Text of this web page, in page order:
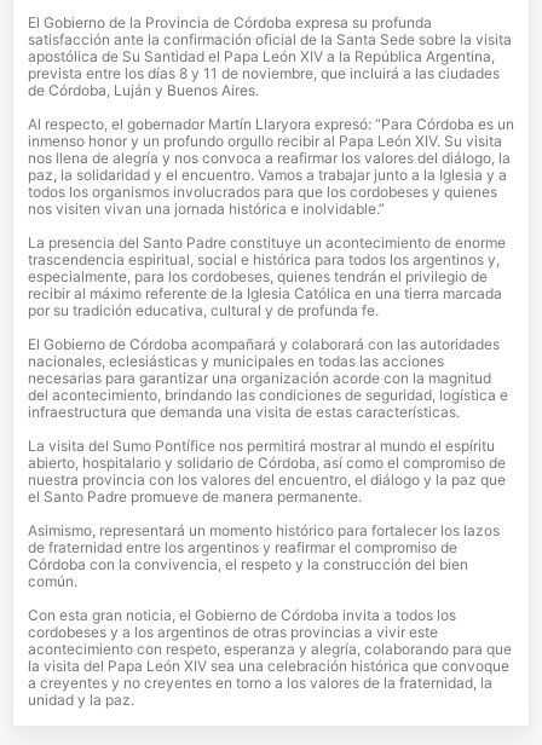
El Gobierno de la Provincia de Córdoba expresa su profunda
satisfacción ante la confirmación oficial de la Santa Sede sobre la visita
apostólica de Su Santidad el Papa León XIV a la República Argentina,
prevista entre los días 8 y 11 de noviembre, que incluirá a las ciudades
de Córdoba, Luján y Buenos Aires.
Al respecto, el gobernador Martín Llaryora expresó: “Para Córdoba es un
inmenso honor y un profundo orgullo recibir al Papa León XIV. Su visita
nos llena de alegría y nos convoca a reafirmar los valores del diálogo, la
paz, la solidaridad y el encuentro. Vamos a trabajar junto a la Iglesia y a
todos los organismos involucrados para que los cordobeses y quienes
nos visiten vivan una jornada histórica e inolvidable.”
La presencia del Santo Padre constituye un acontecimiento de enorme
trascendencia espiritual, social e histórica para todos los argentinos y,
especialmente, para los cordobeses, quienes tendrán el privilegio de
recibir al máximo referente de la Iglesia Católica en una tierra marcada
por su tradición educativa, cultural y de profunda fe.
El Gobierno de Córdoba acompañará y colaborará con las autoridades
nacionales, eclesiásticas y municipales en todas las acciones
necesarias para garantizar una organización acorde con la magnitud
del acontecimiento, brindando las condiciones de seguridad, logística e
infraestructura que demanda una visita de estas características.
La visita del Sumo Pontífice nos permitirá mostrar al mundo el espíritu
abierto, hospitalario y solidario de Córdoba, así como el compromiso de
nuestra provincia con los valores del encuentro, el diálogo y la paz que
el Santo Padre promueve de manera permanente.
Asimismo, representará un momento histórico para fortalecer los lazos
de fraternidad entre los argentinos y reafirmar el compromiso de
Córdoba con la convivencia, el respeto y la construcción del bien
común.
Con esta gran noticia, el Gobierno de Córdoba invita a todos los
cordobeses y a los argentinos de otras provincias a vivir este
acontecimiento con respeto, esperanza y alegría, colaborando para que
la visita del Papa León XIV sea una celebración histórica que convoque
a creyentes y no creyentes en torno a los valores de la fraternidad, la
unidad y la paz.